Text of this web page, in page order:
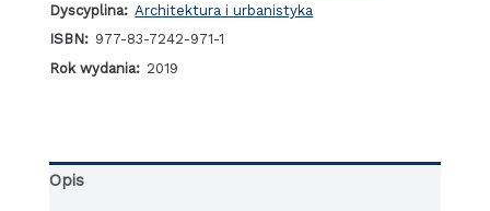
architektury
doktryny,
Dyscyplina: Architektura i urbanistyka
ISBN: 977-83-7242-971-1
Rok wydania: 2019
Opis